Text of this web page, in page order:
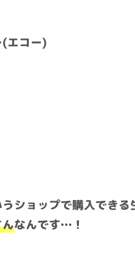
(エコー)
ショップで購入でき
なんです…！